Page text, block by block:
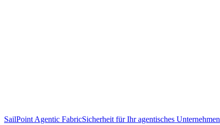
SailPoint Agentic FabricSicherheit für Ihr agentisches Unternehmen